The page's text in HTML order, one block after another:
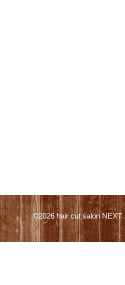
©2026hair cut salon NEXT.